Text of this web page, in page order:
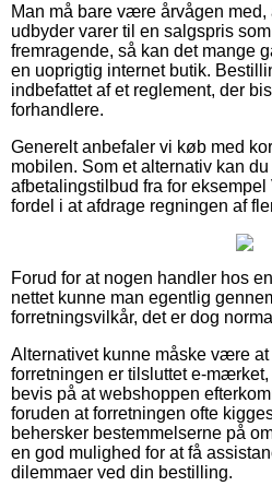
Man må bare være årvågen
udbyder varer til en salgspris
fremragende, så kan det mange
en uoprigtig internet butik.
indbefattet af et reglement, der
forhandlere.
Generelt anbefaler vi køb med
mobilen. Som et alternativ kan
afbetalingstilbud fra for
fordel i at afdrage regningen af
Forud for at nogen handler hos
nettet kunne man egentlig
forretningsvilkår, det er dog
Alternativet kunne måske være
forretningen er tilsluttet e-
bevis på at webshoppen
foruden at forretningen ofte
behersker bestemmelserne på
en god mulighed for at få
dilemmaer ved din bestilling.